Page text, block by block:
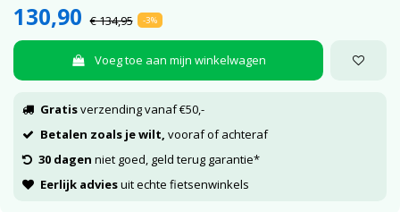
130,90 € 134,95 -3%
Voeg toe aan mijn winkelwagen
Gratisverzending vanaf €50,-
Betalen zoals je wilt, vooraf of achteraf
30 dagen niet goed, geld terug garantie*
Eerlijk adviesuit echte fietsenwinkels